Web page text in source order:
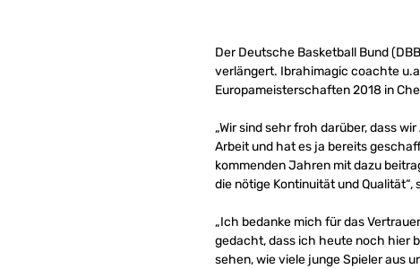
Der Deutsche Basketball Bund
verlängert. Ibrahimagic coachte
Europameisterschaften 2018 in
„Wir sind sehr froh darüber, dass
Arbeit und hat es ja bereits
kommenden Jahren mit dazu
die nötige Kontinuität und Qualität“,
„Ich bedanke mich für das
gedacht, dass ich heute noch hier
sehen, wie viele junge Spieler aus